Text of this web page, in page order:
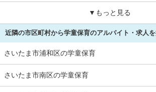
▼もっと見る
近隣の市区町村から学童保育のアルバイト・求人
さいたま市浦和区の学童保育
さいたま市南区の学童保育